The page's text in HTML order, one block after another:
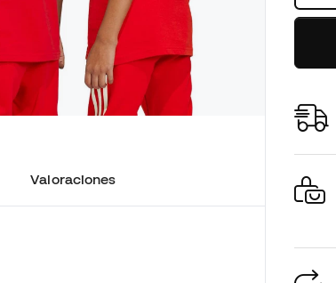
Valoraciones